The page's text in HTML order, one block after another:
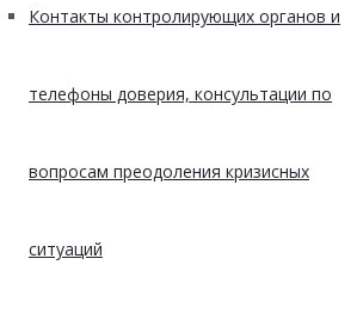
Контакты контролирующих органов и
телефоны доверия, консультации по
вопросам преодоления кризисных
ситуаций